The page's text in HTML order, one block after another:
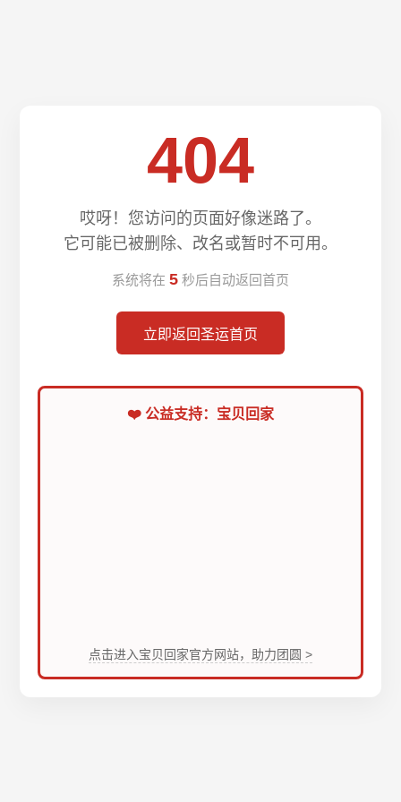
404
哎呀！您访问的页面好像迷路了。
它可能已被删除、改名或暂时不可用。
系统将在 5 秒后自动返回首页
立即返回圣运首页
❤️ 公益支持：宝贝回家
点击进入宝贝回家官方网站，助力团圆 >